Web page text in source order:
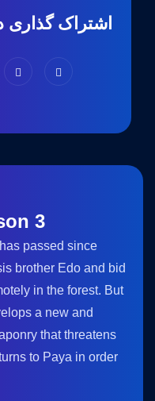
اشتراک
3
passed since
brother Edo and bid
in the forest. But
a new and
that threatens
to Paya in order